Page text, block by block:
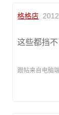
格格店
这些都挡
跟帖来自电脑